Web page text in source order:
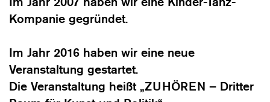
Kompanie gegründet.
Im Jahr 2016 haben wir eine neue
Veranstaltung gestartet.
Die Veranstaltung heißt „ZUHÖREN – Dritter